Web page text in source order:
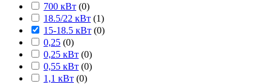
700 кВт (0)
18.5/22 кВт (1)
15-18.5 кВт (0)
0,25 (0)
0,25 кВт (0)
0,55 кВт (0)
1,1 кВт (0)